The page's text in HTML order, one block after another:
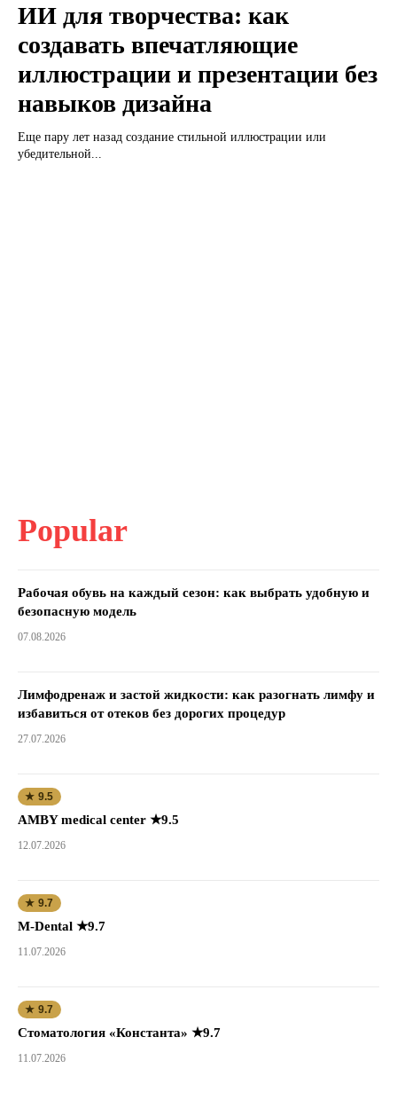
ИИ для творчества: как
создавать впечатляющие
иллюстрации и презентации без
навыков дизайна
Еще пару лет назад создание стильной иллюстрации или
убедительной...
Popular
Рабочая обувь на каждый сезон: как выбрать удобную и
безопасную модель
07.08.2026
Лимфодренаж и застой жидкости: как разогнать лимфу и
избавиться от отеков без дорогих процедур
27.07.2026
★ 9.5
AMBY medical center ★9.5
12.07.2026
★ 9.7
M-Dental ★9.7
11.07.2026
★ 9.7
Стоматология «Константа» ★9.7
11.07.2026